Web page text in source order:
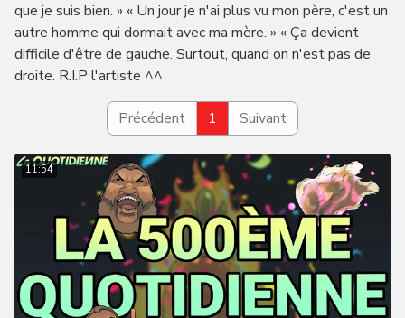
que je suis bien. » « Un jour je n'ai plus vu mon père, c'est un
autre homme qui dormait avec ma mère. » « Ça devient
difficile d'être de gauche. Surtout, quand on n'est pas de
droite. R.I.P l'artiste ^^
Précédent 1 Suivant
11:54